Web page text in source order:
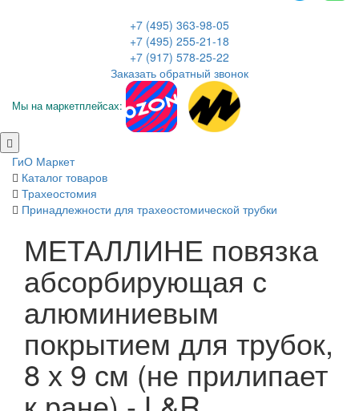
+7 (495) 363-98-05
+7 (495) 255-21-18
+7 (917) 578-25-22
Заказать обратный звонок
Мы на маркетплейсах:
ГиО Маркет
Каталог товаров
Трахеостомия
Принадлежности для трахеостомической трубки
МЕТАЛЛИНЕ повязка
абсорбирующая с
алюминиевым
покрытием для трубок,
8 х 9 см (не прилипает